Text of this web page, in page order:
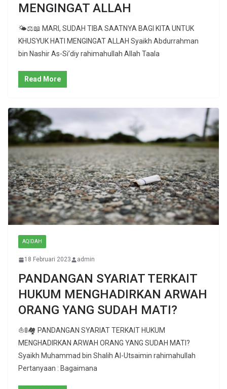
MENGINGAT ALLAH
🌤⚖📖 MARI, SUDAH TIBA SAATNYA BAGI KITA UNTUK
KHUSYUK HATI MENGINGAT ALLAH Syaikh Abdurrahman
bin Nashir As-Si’diy rahimahullah Allah Taala
Read More
AQIDAH
18 Februari 2023 admin
PANDANGAN SYARIAT TERKAIT
HUKUM MENGHADIRKAN ARWAH
ORANG YANG SUDAH MATI?
⛵️🚦🏘 PANDANGAN SYARIAT TERKAIT HUKUM
MENGHADIRKAN ARWAH ORANG YANG SUDAH MATI?
Syaikh Muhammad bin Shalih Al-Utsaimin rahimahullah
Pertanyaan : Bagaimana